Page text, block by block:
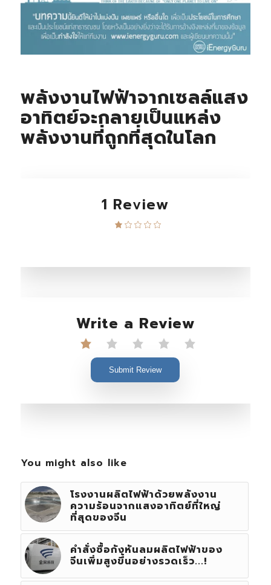
พลังงานไฟฟ้าจากเซลล์แสง
อาทิตย์จะกลายเป็นแหล่ง
พลังงานที่ถูกที่สุดในโลก
1 Review
Write a Review
Submit Review
You might also like
โรงงานผลิตไฟฟ้าด้วยพลังงาน
ความร้อนจากแสงอาทิตย์ที่ใหญ่
ที่สุดของจีน
คำสั่งซื้อกังหันลมผลิตไฟฟ้าของ
จีนเพิ่มสูงขึ้นอย่างรวดเร็ว...!